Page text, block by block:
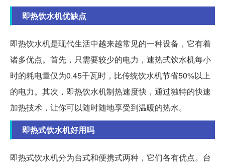
即热饮水机优缺点
即热饮水机是现代生活中越来越常见的一种设备，它有着
诸多优点。首先，只需要较少的电力，速热式饮水机每小
时的耗电量仅为0.45千瓦时，比传统饮水机节省50%以上
的电力。其次，即热饮水机制热速度快，通过独特的快速
加热技术，让你可以随时随地享受到温暖的热水。
即热式饮水机好用吗
即热式饮水机分为台式和便携式两种，它们各有优点。台